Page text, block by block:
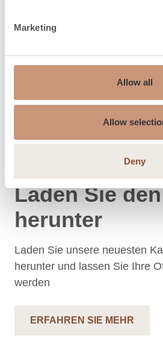
Marketing
Allow all
Allow
Deny
Laden Sie
herunter
Laden Sie unsere neuesten
herunter und lassen Sie Ihre
werden
ERFAHREN SIE MEHR